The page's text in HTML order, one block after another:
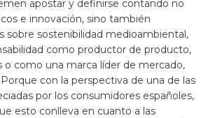
apostar y definirse contando no
e innovación, sino también
sobre sostenibilidad medioambiental,
como productor de producto,
o como una marca líder de mercado,
con la perspectiva de una de las
por los consumidores españoles,
esto conlleva en cuanto a las